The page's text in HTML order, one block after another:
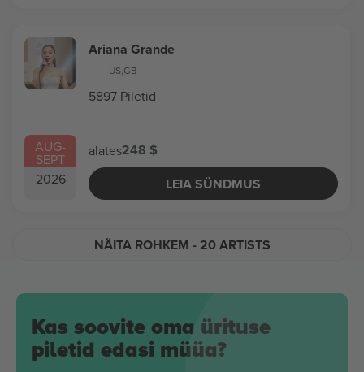
AUG-
SEPT
2026
Ariana Grande
US,GB
5897 Piletid
alates248 $
LEIA SÜNDMUS
NÄITA ROHKEM - 20 ARTISTS
Kas soovite oma ürituse
piletid edasi müüa?